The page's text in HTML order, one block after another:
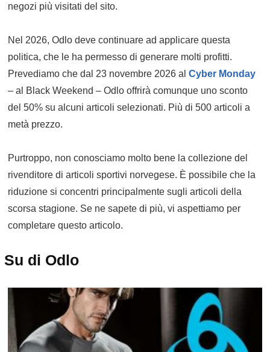
negozi più visitati del sito.
Nel 2026, Odlo deve continuare ad applicare questa
politica, che le ha permesso di generare molti profitti.
Prevediamo che dal 23 novembre 2026 al Cyber Monday
– al Black Weekend – Odlo offrirà comunque uno sconto
del 50% su alcuni articoli selezionati. Più di 500 articoli a
metà prezzo.
Purtroppo, non conosciamo molto bene la collezione del
rivenditore di articoli sportivi norvegese. È possibile che la
riduzione si concentri principalmente sugli articoli della
scorsa stagione. Se ne sapete di più, vi aspettiamo per
completare questo articolo.
Su di Odlo